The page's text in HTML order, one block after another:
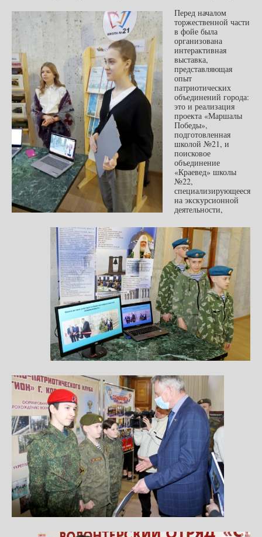
Перед началом
торжественной части
в фойе была
организована
интерактивная
выставка,
представляющая
опыт
патриотических
объединений города:
это и реализация
проекта «Маршалы
Победы»,
подготовленная
школой №21, и
поисковое
объединение
«Краевед» школы
№22,
специализирующееся
на экскурсионной
деятельности,